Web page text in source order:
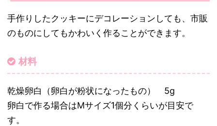
手作りしたクッキーにデコレーションしても、市販
のものにしてもかわいく作ることができます。
材料
乾燥卵白（卵白が粉状になったもの） 5g
卵白で作る場合はMサイズ1個分くらいが目安で
す。